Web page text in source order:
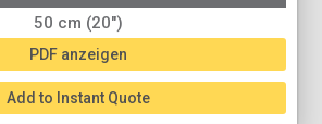
50 cm (20")
PDF anzeigen
Add to Instant Quote